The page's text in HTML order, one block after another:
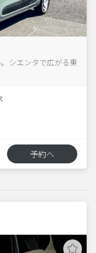
シエンタで広がる東
予約へ